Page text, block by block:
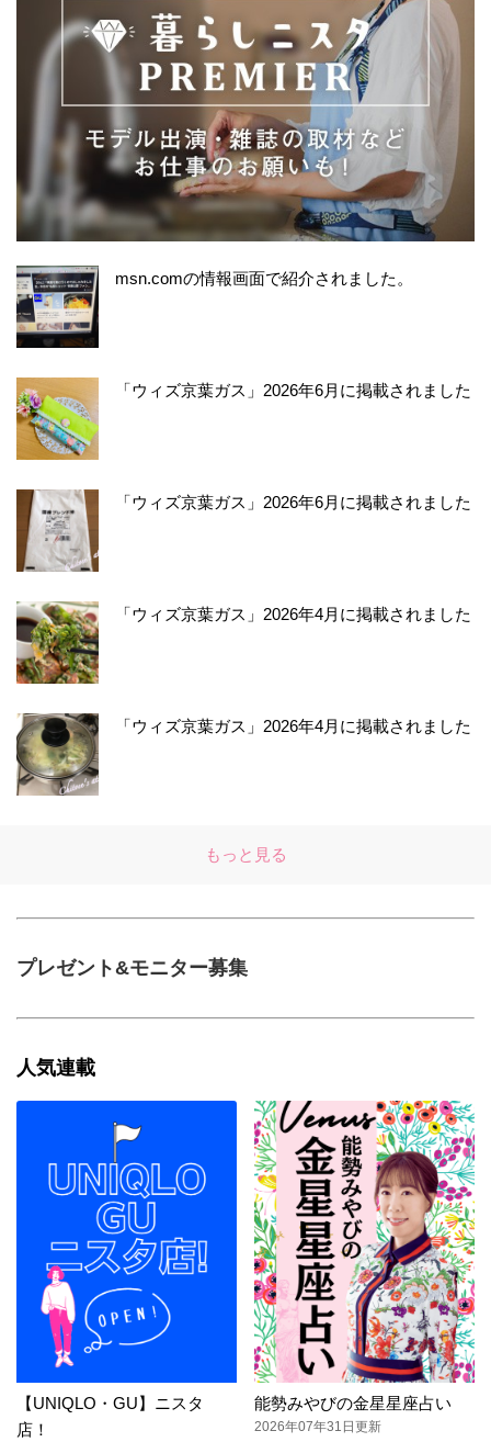
msn.comの情報画面で紹介されました。
「ウィズ京葉ガス」2026年6月に掲載されました
「ウィズ京葉ガス」2026年6月に掲載されました
「ウィズ京葉ガス」2026年4月に掲載されました
「ウィズ京葉ガス」2026年4月に掲載されました
もっと見る
プレゼント&モニター募集
人気連載
【UNIQLO・GU】ニスタ
店！
能勢みやびの金星星座占い
2026年07年31日更新